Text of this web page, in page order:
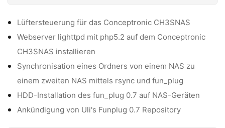
Lüftersteuerung für das Conceptronic CH3SNAS
Webserver lighttpd mit php5.2 auf dem Conceptronic
CH3SNAS installieren
Synchronisation eines Ordners von einem NAS zu
einem zweiten NAS mittels rsync und fun_plug
HDD-Installation des fun_plug 0.7 auf NAS-Geräten
Ankündigung von Uli's Funplug 0.7 Repository